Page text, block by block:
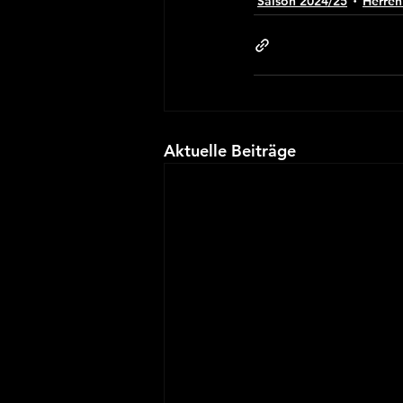
Aktuelle Beiträge